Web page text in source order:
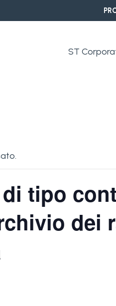
ST
tipo
dei